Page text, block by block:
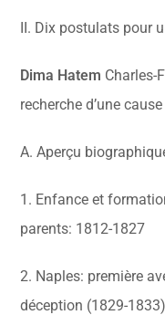
II. Dix postulats pour
Dima Hatem Charles-
recherche d’une cause
A. Aperçu
1. Enfance et
parents: 1812-1827
2. Naples: première
déception (1829-1833)